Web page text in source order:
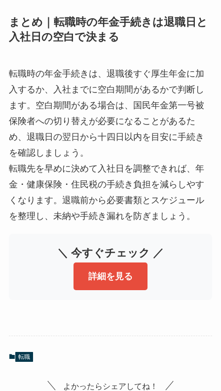
まとめ｜転職時の年金手続きは退職日と
入社日の空白で決まる
転職時の年金手続きは、退職後すぐ厚生年金に加
入するか、入社までに空白期間があるかで判断し
ます。空白期間がある場合は、国民年金第一号被
保険者への切り替えが必要になることがあるた
め、退職日の翌日から十四日以内を目安に手続き
を確認しましょう。
転職先を早めに決めて入社日を調整できれば、年
金・健康保険・住民税の手続き負担を減らしやす
くなります。退職前から必要書類とスケジュール
を整理し、未納や手続き漏れを防ぎましょう。
＼ 今すぐチェック ／
詳細を見る
転職
よかったらシェアしてね！